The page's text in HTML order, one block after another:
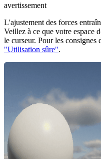
avertissement
L'ajustement des forces
Veillez à ce que votre espace
le curseur. Pour les consignes
"Utilisation sûre".